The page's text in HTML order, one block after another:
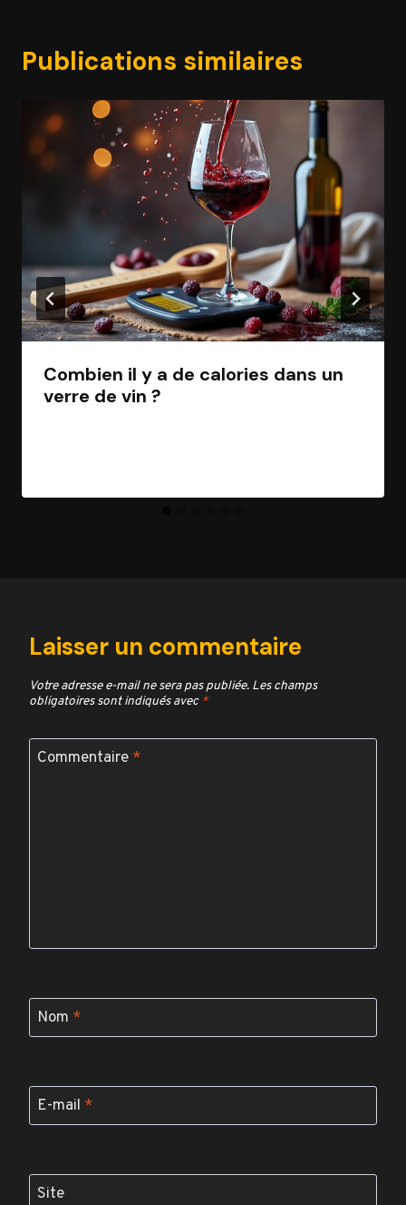
Publications similaires
Combien il y a de calories dans un
verre de vin ?
Laisser un commentaire
Votre adresse e-mail ne sera pas publiée. Les champs
obligatoires sont indiqués avec *
Commentaire *
Nom *
E-mail *
Site